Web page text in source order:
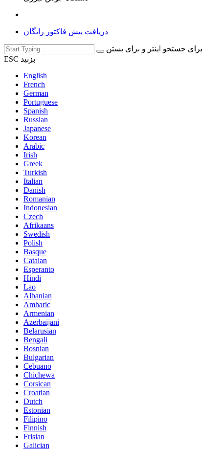
دریافت پیش فاکتور رایگان
برای جستجو اینتر و برای بستن
ESC بزنید
English
French
German
Portuguese
Spanish
Russian
Japanese
Korean
Arabic
Irish
Greek
Turkish
Italian
Danish
Romanian
Indonesian
Czech
Afrikaans
Swedish
Polish
Basque
Catalan
Esperanto
Hindi
Lao
Albanian
Amharic
Armenian
Azerbaijani
Belarusian
Bengali
Bosnian
Bulgarian
Cebuano
Chichewa
Corsican
Croatian
Dutch
Estonian
Filipino
Finnish
Frisian
Galician